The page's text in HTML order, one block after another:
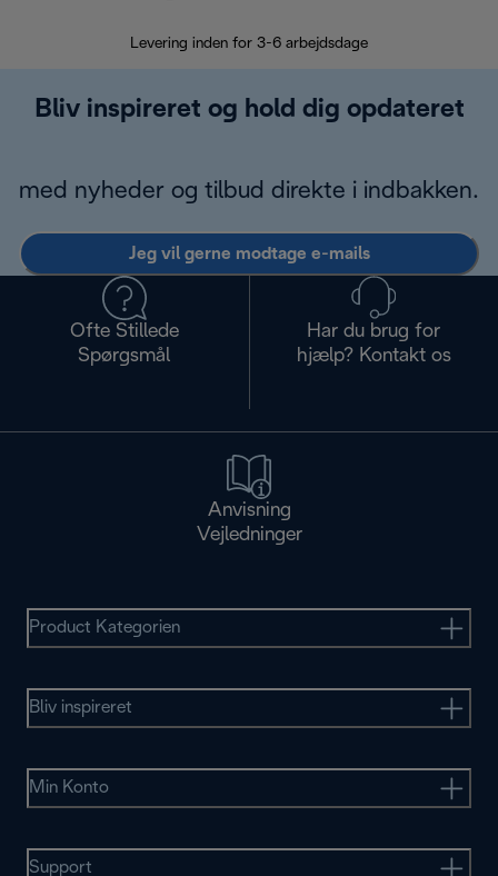
Levering inden for 3-6 arbejdsdage
Bliv inspireret og hold dig opdateret
med nyheder og tilbud direkte i indbakken.
Jeg vil gerne modtage e-mails
Ofte Stillede
Spørgsmål
Har du brug for
hjælp? Kontakt os
Anvisning
Vejledninger
Product Kategorien
Bliv inspireret
Min Konto
Support